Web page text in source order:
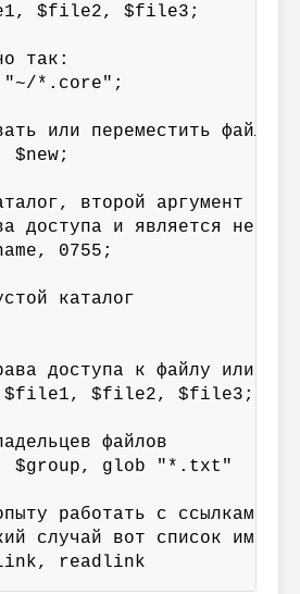
$file2, $file3;
так:
*.core";
или переместить файл
$new;
второй аргумент
доступа и является
0755;
каталог
доступа к файлу или
$file1, $file2, $file3;
файлов
$group, glob "*.txt"
работать с ссылками
случай вот список имен
readlink